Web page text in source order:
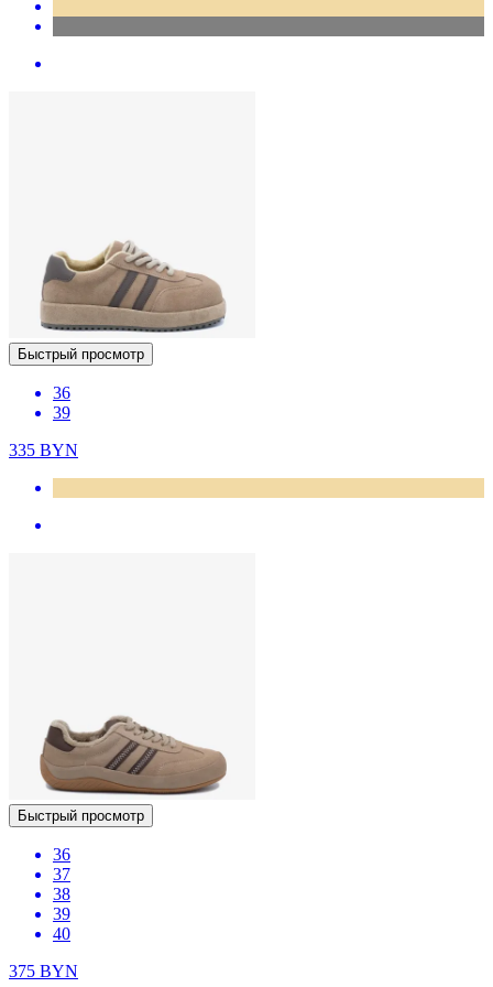
Быстрый просмотр
36
39
335 BYN
Быстрый просмотр
36
37
38
39
40
375 BYN